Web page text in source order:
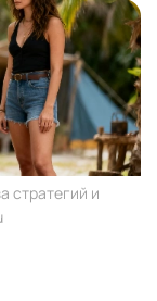
стратегий и